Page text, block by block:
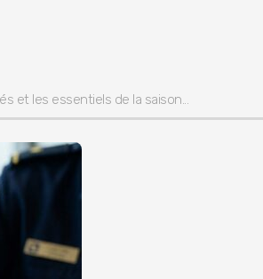
et les essentiels de la saison...